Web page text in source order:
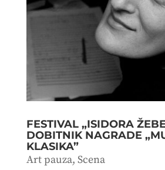
FESTIVAL „ISIDORA
DOBITNIK NAGRADE
KLASIKA”
Art pauza, Scena